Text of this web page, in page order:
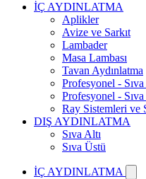
İÇ AYDINLATMA
Aplikler
Avize ve Sarkıt
Lambader
Masa Lambası
Tavan Aydınlatma
Profesyonel - Sıva
Profesyonel -
Ray Sistemleri ve
DIŞ AYDINLATMA
Sıva Altı
Sıva Üstü
İÇ AYDINLATMA